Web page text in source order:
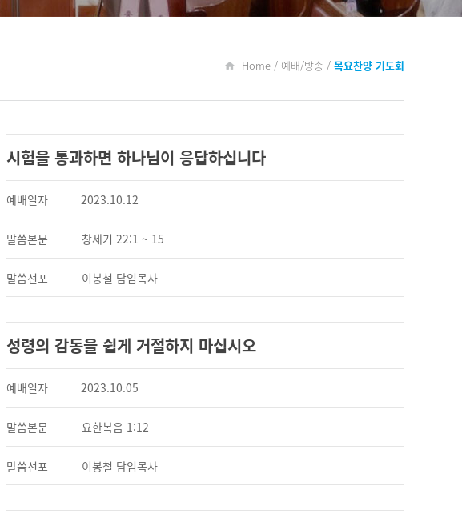
Home / 예배/방송 / 목요찬양 기도회
시험을 통과하면 하나님이 응답하십니다
예배일자 2023.10.12
말씀본문 창세기 22:1 ~ 15
말씀선포 이봉철 담임목사
성령의 감동을 쉽게 거절하지 마십시오
예배일자 2023.10.05
말씀본문 요한복음 1:12
말씀선포 이봉철 담임목사